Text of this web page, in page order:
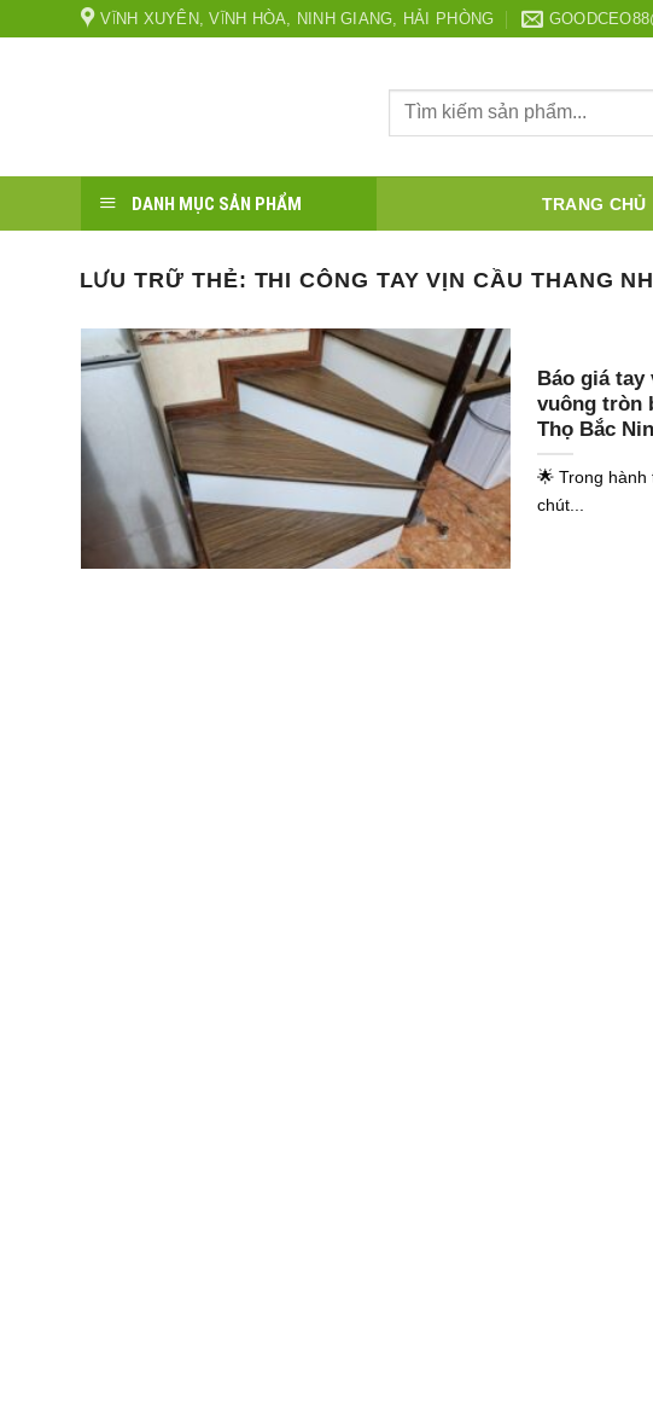
qua
VĨNH XUYÊN, VĨNH HÒA, NINH GIANG, HẢI PHÒNG
Tìm
DANH MỤC SẢN PHẨM TRANG CHỦ
LƯU TRỮ THẺ: THI CÔNG TAY VỊN CẦU THANG
Báo giá
vuông tròn
Thọ Bắc
🌟 Trong
chút...